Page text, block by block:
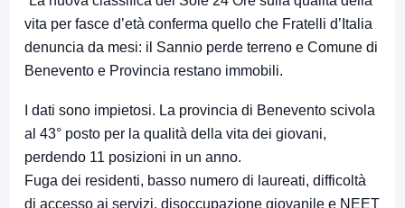
vita per fasce d’età conferma quello che Fratelli d’Italia
denuncia da mesi: il Sannio perde terreno e Comune di
Benevento e Provincia restano immobili.
I dati sono impietosi. La provincia di Benevento scivola
al 43° posto per la qualità della vita dei giovani,
perdendo 11 posizioni in un anno.
Fuga dei residenti, basso numero di laureati, difficoltà
di accesso ai servizi, disoccupazione giovanile e NEET